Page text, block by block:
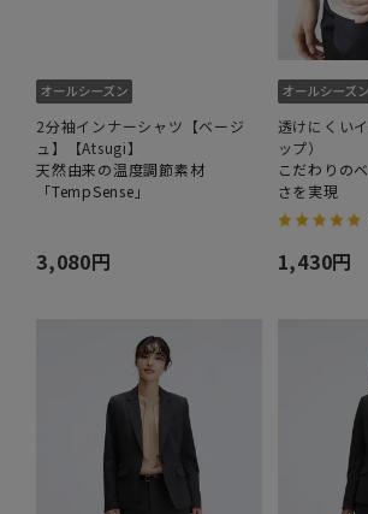
2分袖インナーシャツ【ベージ
ュ】【Atsugi】
天然由来の温度調節素材
「TempSense」
3,080円
透けにくい
ップ）
こだわりの
さを実現
1,430円